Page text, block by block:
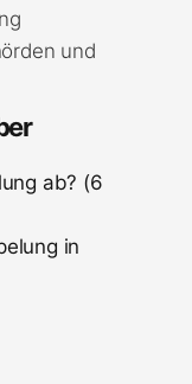
und
ab? (6
in